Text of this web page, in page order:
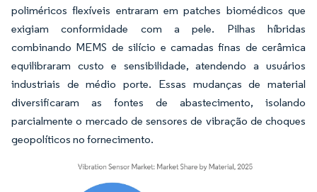
poliméricos flexíveis entraram em patches biomédicos que
exigiam conformidade com a pele. Pilhas híbridas
combinando MEMS de silício e camadas finas de cerâmica
equilibraram custo e sensibilidade, atendendo a usuários
industriais de médio porte. Essas mudanças de material
diversificaram as fontes de abastecimento, isolando
parcialmente o mercado de sensores de vibração de choques
geopolíticos no fornecimento.